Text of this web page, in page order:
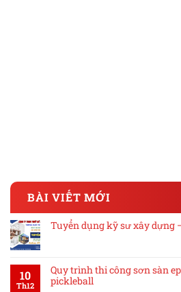
BÀI VIẾT MỚI
Tuyển dụng kỹ sư xây dựng
10
Th12
Quy trình thi công sơn sàn
pickleball